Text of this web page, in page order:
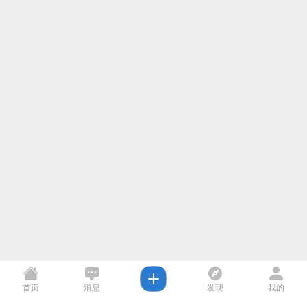
首页 消息 发现 我的